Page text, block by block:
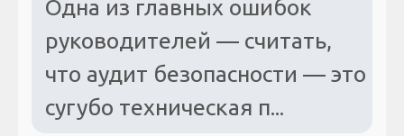
Одна из главных ошибок
руководителей — считать,
что аудит безопасности — это
сугубо техническая п...